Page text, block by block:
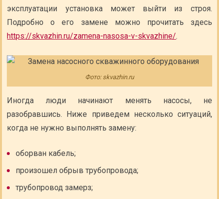
эксплуатации установка может выйти из строя.
Подробно о его замене можно прочитать здесь
https://skvazhin.ru/zamena-nasosa-v-skvazhine/.
Фото: skvazhin.ru
Иногда люди начинают менять насосы, не
разобравшись. Ниже приведем несколько ситуаций,
когда не нужно выполнять замену:
оборван кабель;
произошел обрыв трубопровода;
трубопровод замерз;